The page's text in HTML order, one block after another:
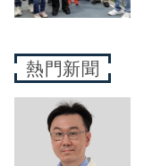
熱門新聞